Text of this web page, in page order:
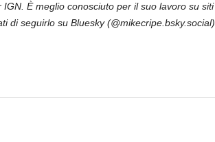
È meglio conosciuto per il suo lavoro su
di seguirlo su Bluesky